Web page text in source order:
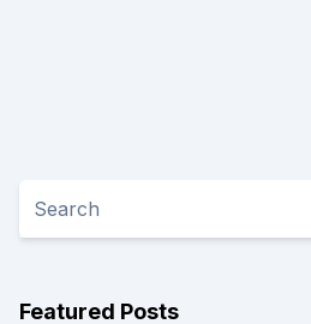
Featured Posts